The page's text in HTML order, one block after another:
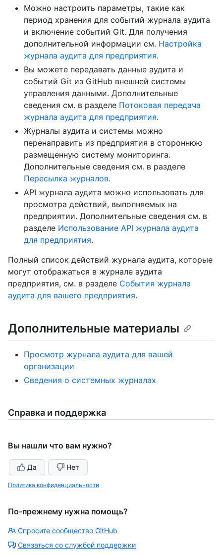
Можно настроить параметры, такие как
период хранения для событий журнала аудита
и включение событий Git. Для получения
дополнительной информации см. Настройка
журнала аудита для предприятия.
Вы можете передавать данные аудита и
событий Git из GitHub внешней системы
управления данными. Дополнительные
сведения см. в разделе Потоковая передача
журнала аудита для предприятия.
Журналы аудита и системы можно
перенаправить из предприятия в стороннюю
размещенную систему мониторинга.
Дополнительные сведения см. в разделе
Пересылка журналов.
API журнала аудита можно использовать для
просмотра действий, выполняемых на
предприятии. Дополнительные сведения см. в
разделе Использование API журнала аудита
для предприятия.
Полный список действий журнала аудита, которые
могут отображаться в журнале аудита
предприятия, см. в разделе События журнала
аудита для вашего предприятия.
Дополнительные материалы
Просмотр журнала аудита для вашей
организации
Сведения о системных журналах
Справка и поддержка
Вы нашли что вам нужно?
Да Нет
Политика конфиденциальности
По-прежнему нужна помощь?
Спросите сообщество GitHub
Связаться со службой поддержки